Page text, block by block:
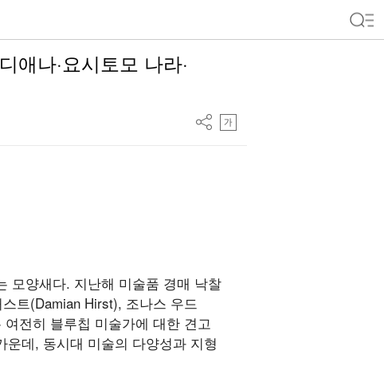
애나·요시토모 나라·
모양새다. 지난해 미술품 경매 낙찰
트(Damian Hirst), 조나스 우드
전히 블루칩 미술가에 대한 견고
데, 동시대 미술의 다양성과 지형